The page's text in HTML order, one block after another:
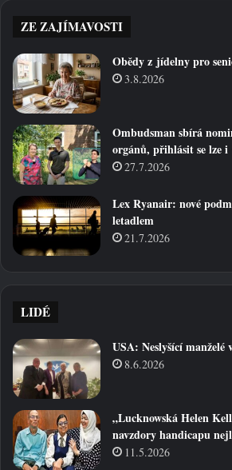
ZE ZAJÍMAVOSTI
Obědy z jídelny pro
3.8.2026
Ombudsman sbírá
orgánů, přihlásit se lze i
27.7.2026
Lex Ryanair: nové
letadlem
21.7.2026
LIDÉ
USA: Neslyšící manželé
8.6.2026
„Lucknowská Helen
navzdory handicapu
11.5.2026